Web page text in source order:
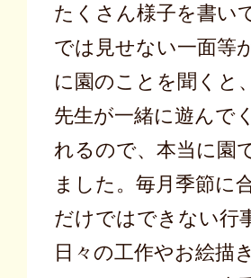
たくさん様子を書い
では見せない一面等
に園のことを聞くと
先生が一緒に遊んで
れるので、本当に園
ました。毎月季節に
だけではできない行
日々の工作やお絵描